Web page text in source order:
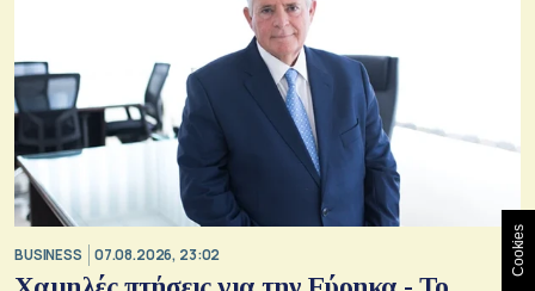
BUSINESS 07.08.2026, 23:02 Cookies